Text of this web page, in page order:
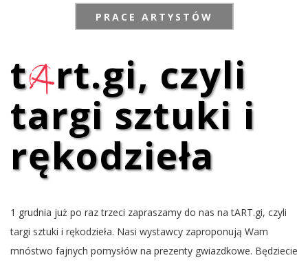
PRACE ARTYSTÓW
tart.gi, czyli
targi sztuki i
rękodzieła
1 grudnia już po raz trzeci zapraszamy do nas na tART.gi, czyli
targi sztuki i rękodzieła. Nasi wystawcy zaproponują Wam
mnóstwo fajnych pomysłów na prezenty gwiazdkowe. Będziecie